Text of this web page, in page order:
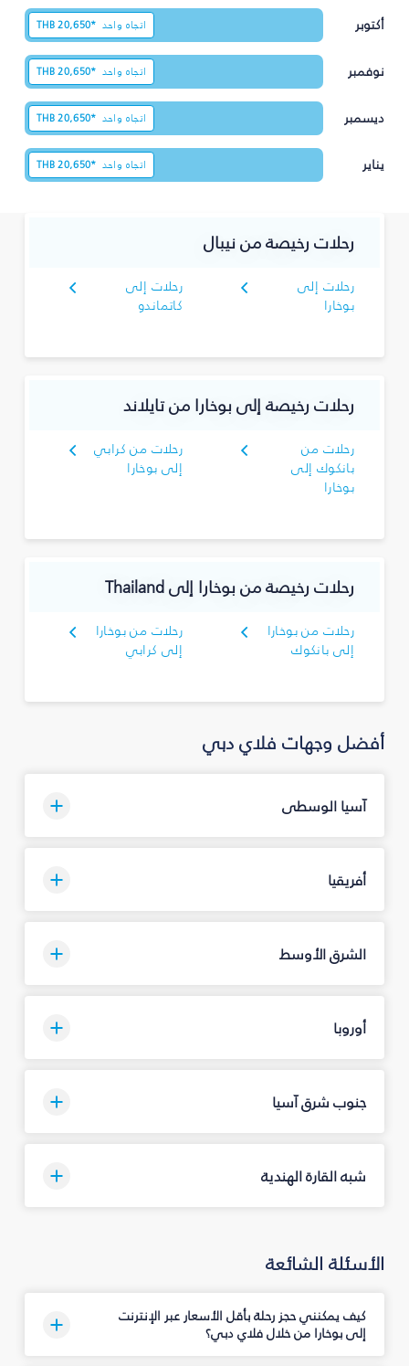
أكتوبر اتجاه واحد THB20,650*
نوفمبر اتجاه واحد THB20,650*
ديسمبر اتجاه واحد THB20,650*
يناير اتجاه واحد THB20,650*
رحلات رخيصة من نيبال
رحلات إلى
بوخارا
رحلات إلى
كاتماندو
رحلات رخيصة إلى بوخارا من تايلاند
رحلات من
بانكوك إلى
بوخارا
رحلات من كرابي
إلى بوخارا
رحلات رخيصة من بوخارا إلى Thailand
رحلات من بوخارا
إلى بانكوك
رحلات من بوخارا
إلى كرابي
أفضل وجهات فلاي دبي
آسيا الوسطى
أفريقيا
الشرق الأوسط
أوروبا
جنوب شرق آسيا
شبه القارة الهندية
الأسئلة الشائعة
كيف يمكنني حجز رحلة بأقل الأسعار عبر الإنترنت
إلى بوخارا من خلال فلاي دبي؟